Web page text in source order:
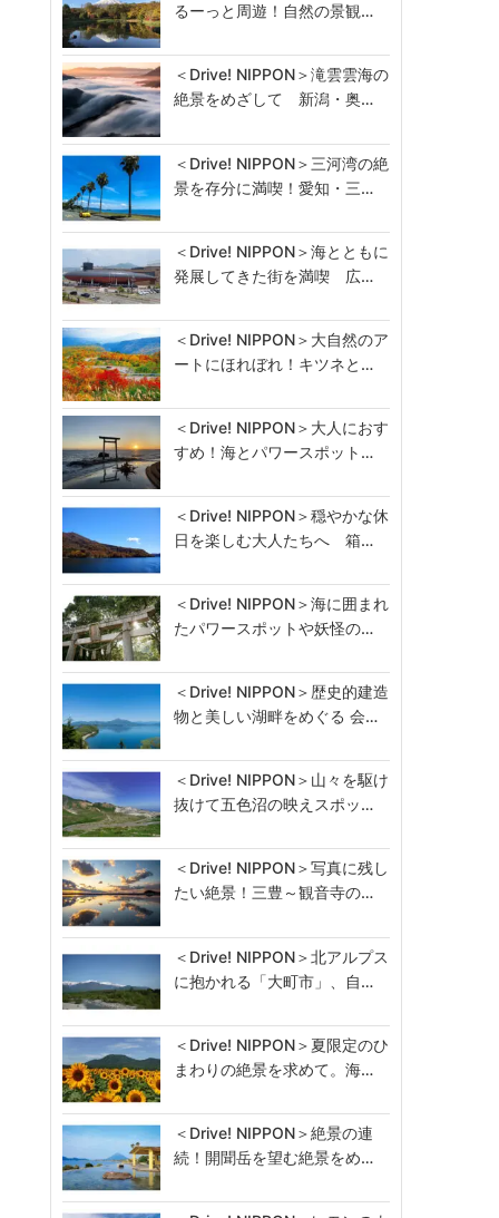
るーっと周遊！自然の景観…
＜Drive! NIPPON＞滝雲雲海の
絶景をめざして 新潟・奥…
＜Drive! NIPPON＞三河湾の絶
景を存分に満喫！愛知・三…
＜Drive! NIPPON＞海とともに
発展してきた街を満喫 広…
＜Drive! NIPPON＞大自然のア
ートにほれぼれ！キツネと…
＜Drive! NIPPON＞大人におす
すめ！海とパワースポット…
＜Drive! NIPPON＞穏やかな休
日を楽しむ大人たちへ 箱…
＜Drive! NIPPON＞海に囲まれ
たパワースポットや妖怪の…
＜Drive! NIPPON＞歴史的建造
物と美しい湖畔をめぐる 会…
＜Drive! NIPPON＞山々を駆け
抜けて五色沼の映えスポッ…
＜Drive! NIPPON＞写真に残し
たい絶景！三豊～観音寺の…
＜Drive! NIPPON＞北アルプス
に抱かれる「大町市」、自…
＜Drive! NIPPON＞夏限定のひ
まわりの絶景を求めて。海…
＜Drive! NIPPON＞絶景の連
続！開聞岳を望む絶景をめ…